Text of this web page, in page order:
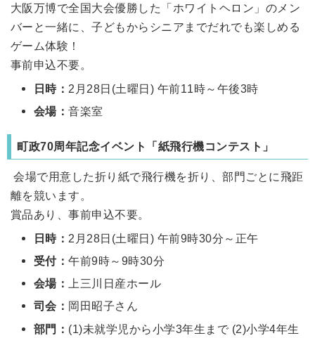
大阪万博で全国大会優勝した「ホワイトヘロン」のメン
バーと一緒に、子どもからシニアまでだれでも楽しめる
ゲーム体験！
事前申込不要。
日時： 2月28日(土曜日) 午前11時～午後3時
会場：音楽室
町政70周年記念イベント「紙飛行機コンテスト」
会場で用意した折り紙で飛行機を折り、部門ごとに飛距
離を競います。
賞品あり、事前申込不要。
日時： 2月28日(土曜日) 午前9時30分～正午
受付：午前9時～9時30分
会場：
上三川日産ホール
司会： 岡田昭子さん
部門： (1)未就学児から小学3年生まで (2)小学4年生